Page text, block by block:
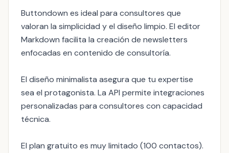
Buttondown es ideal para consultores que
valoran la simplicidad y el diseño limpio. El editor
Markdown facilita la creación de newsletters
enfocadas en contenido de consultoría.
El diseño minimalista asegura que tu expertise
sea el protagonista. La API permite integraciones
personalizadas para consultores con capacidad
técnica.
El plan gratuito es muy limitado (100 contactos).